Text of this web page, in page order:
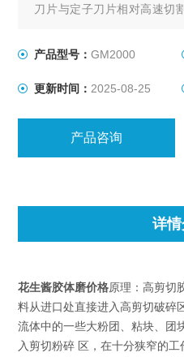
刀片与定子刀片相对高速切
产品型号：GM2000
更新时间： 2025-08-25
产品咨询
详
花生酱胶体磨价格原理：高剪切
料从进口处直接进入高剪切破碎
流体中的一些大粉团、粘块、团
入剪切粉碎 区，在十分狭窄的